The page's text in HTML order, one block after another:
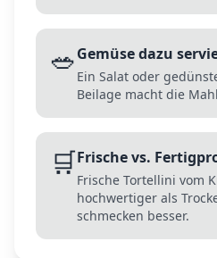
🥗Gemüse dazu
Ein Salat oder
Beilage macht die
🛒Frische vs.
Frische Tortellini vom
hochwertiger als
schmecken besser.